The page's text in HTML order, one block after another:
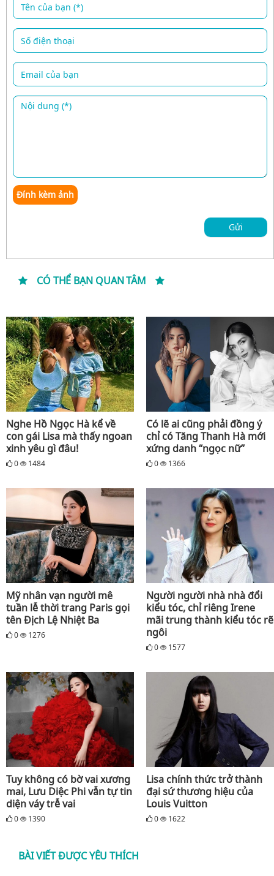
Đính kèm ảnh
Gửi
CÓ THỂ BẠN QUAN TÂM
Nghe Hồ Ngọc Hà kể về
con gái Lisa mà thấy ngoan
xinh yêu gì đâu!
0 1484
Có lẽ ai cũng phải đồng ý
chỉ có Tăng Thanh Hà mới
xứng danh “ngọc nữ”
0 1366
Mỹ nhân vạn người mê
tuần lễ thời trang Paris gọi
tên Địch Lệ Nhiệt Ba
0 1276
Người người nhà nhà đổi
kiểu tóc, chỉ riêng Irene
mãi trung thành kiểu tóc rẽ
ngôi
0 1577
Tuy không có bờ vai xương
mai, Lưu Diệc Phi vẫn tự tin
diện váy trễ vai
0 1390
Lisa chính thức trở thành
đại sứ thương hiệu của
Louis Vuitton
0 1622
BÀI VIẾT ĐƯỢC YÊU THÍCH